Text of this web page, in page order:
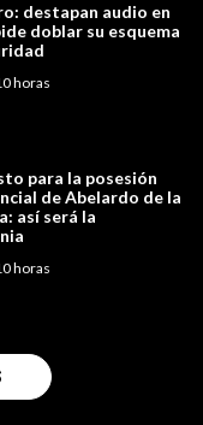
destapan audio en
doblar su esquema
horas
para la posesión
de Abelardo de la
así será la
horas